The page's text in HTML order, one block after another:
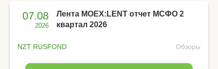
07.08
2026
Лента MOEX:LENT отчет МСФО 2
квартал 2026
NZT RUSFOND Обзоры